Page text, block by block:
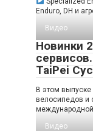
Enduro, DH и
Видео
Новинки
TaiPei
В этом
велосипедов и
Видео